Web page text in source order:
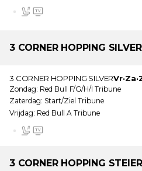
Video muur
Dit ticket wordt als e-ticket
Ticketinformatie:
leeftijdsgrenzen vindt u
Dit ticket is geldig op: Vrijdag
Onoverdekte tribune
Genummerde zitplaatsen
Video muur
3 CORNER HOPPING SILVER
3 CORNER HOPPING SILVERVr·Za·
Zondag Red Bull F/G/H/I Tribune
Zaterdag Start/Ziel Tribune
Vrijdag Red Bull A Tribune
Ticketinformatie:
3 CORNER HOPPING